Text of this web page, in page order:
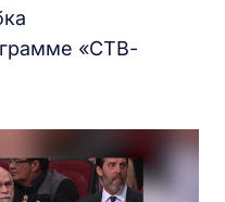
«СТВ-